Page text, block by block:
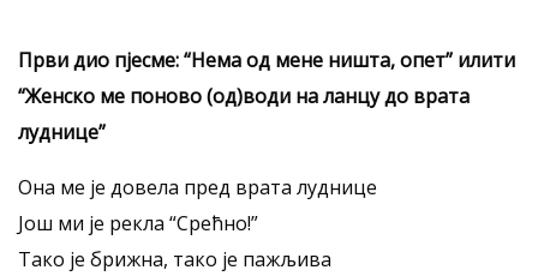
Први дио пјесме: “Нема од мене ништа, опет” илити
“Женско ме поново (од)води на ланцу до врата
луднице”
Она ме је довела пред врата луднице
Још ми је рекла “Срећно!”
Тако је брижна, тако је пажљива